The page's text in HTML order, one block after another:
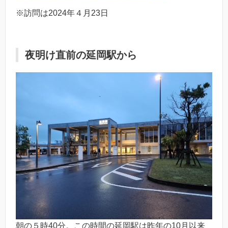
※訪問は2024年４月23日
夜明け直前の延岡駅から
朝の５時40分。この時間の延岡駅は昨年の10月以来